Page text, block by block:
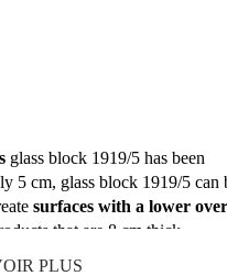
glass block 1919/5 has been
5 cm, glass block 1919/5 can
surfaces with a lower
that are 8 cm thick.
designs.
PLUS